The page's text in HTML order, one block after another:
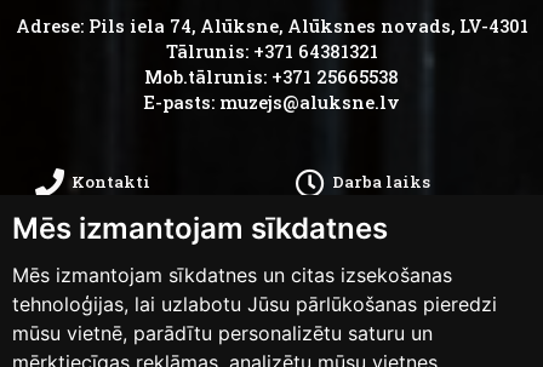
Mēs izmantojam sīkdatnes
Mēs izmantojam sīkdatnes un citas izsekošanas
tehnoloģijas, lai uzlabotu Jūsu pārlūkošanas pieredzi
mūsu vietnē, parādītu personalizētu saturu un
mērķtiecīgas reklāmas, analizētu mūsu vietnes
Adrese: Pils iela 74, Alūksne, Alūksnes novads, LV-4301
Tālrunis: +371 64381321
Mob.tālrunis: +371 25665538
E-pasts: muzejs@aluksne.lv
Kontakti Darba laiks
Kā nokļūt Privātums
Piekļūstamības
paziņojums
Anketas